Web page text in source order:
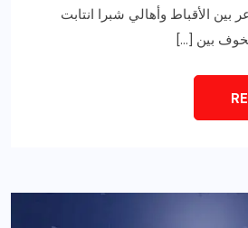
بين الأقباط وأهالي شبرا انتابت
بين […]